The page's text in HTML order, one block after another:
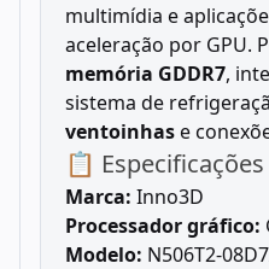
multimídia e
aceleração por GPU.
memória GDDR7,
sistema de
ventoinhase
📋
Marca: Inno3D
Processador gráfico:
Modelo: N506T2-